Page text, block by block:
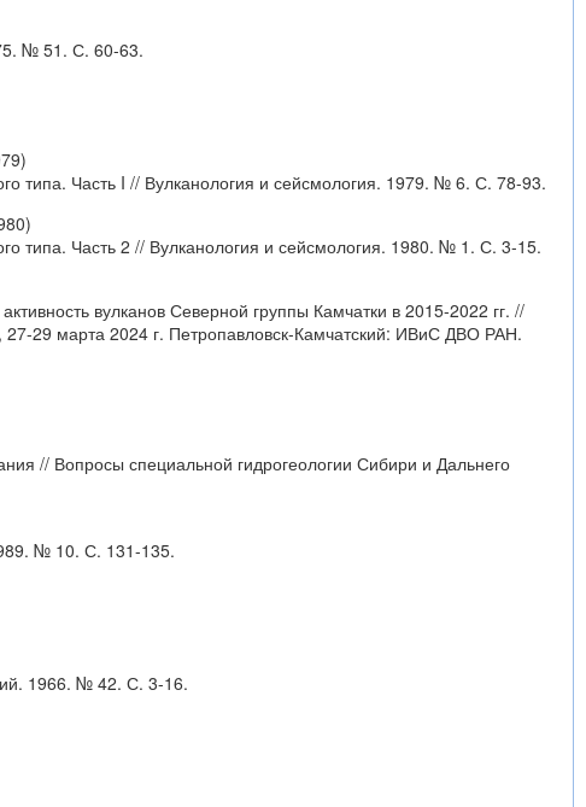
№ 51. С. 60-63.
типа. Часть I // Вулканология и сейсмология. 1979. № 6. С. 78-93.
типа. Часть 2 // Вулканология и сейсмология. 1980. № 1. С. 3-15.
вулканов Северной группы Камчатки в 2015-2022 гг. //
29 марта 2024 г. Петропавловск-Камчатский: ИВиС ДВО РАН.
// Вопросы специальной гидрогеологии Сибири и Дальнего
№ 10. С. 131-135.
1966. № 42. С. 3-16.